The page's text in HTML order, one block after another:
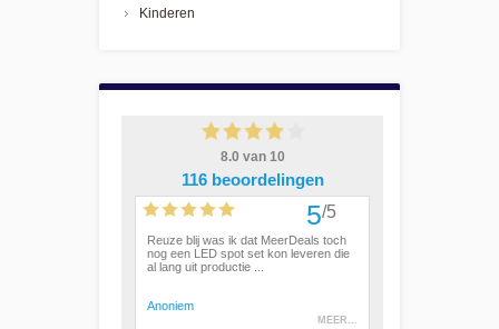
Kinderen